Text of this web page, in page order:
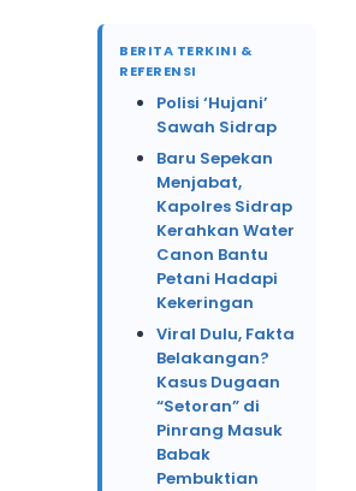
BERITA TERKINI &
REFERENSI
Polisi ‘Hujani’
Sawah Sidrap
Baru Sepekan
Menjabat,
Kapolres Sidrap
Kerahkan Water
Canon Bantu
Petani Hadapi
Kekeringan
Viral Dulu, Fakta
Belakangan?
Kasus Dugaan
“Setoran” di
Pinrang Masuk
Babak
Pembuktian